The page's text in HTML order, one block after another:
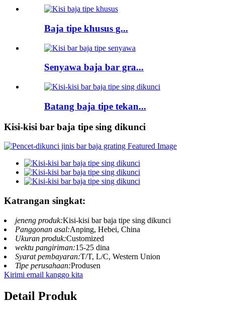
Baja tipe khusus g...
Senyawa baja bar gra...
Batang baja tipe tekan...
Kisi-kisi bar baja tipe sing dikunci
Katrangan singkat:
jeneng produk:Kisi-kisi bar baja tipe sing dikunci
Panggonan asal:Anping, Hebei, China
Ukuran produk:Customized
wektu pangiriman:15-25 dina
Syarat pembayaran:T/T, L/C, Western Union
Tipe perusahaan:Produsen
Kirimi email kanggo kita
Detail Produk